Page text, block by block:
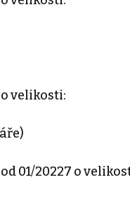
velikosti:
01/20227 o